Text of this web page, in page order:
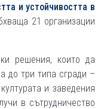
и устойчивостта в
21 организации
решения, които да
до три типа сгради –
и заведения
в сътрудничество